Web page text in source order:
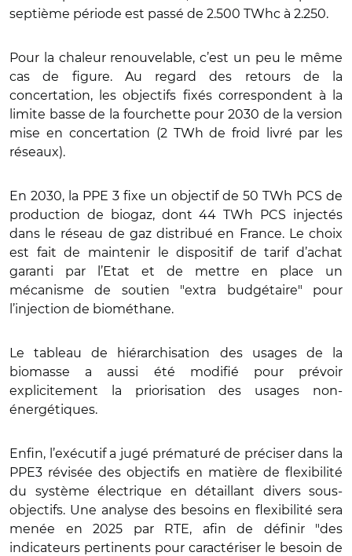
septième période est passé de 2.500 TWhc à 2.250.
Pour la chaleur renouvelable, c’est un peu le même
cas de figure. Au regard des retours de la
concertation, les objectifs fixés correspondent à la
limite basse de la fourchette pour 2030 de la version
mise en concertation (2 TWh de froid livré par les
réseaux).
En 2030, la PPE 3 fixe un objectif de 50 TWh PCS de
production de biogaz, dont 44 TWh PCS injectés
dans le réseau de gaz distribué en France. Le choix
est fait de maintenir le dispositif de tarif d’achat
garanti par l’Etat et de mettre en place un
mécanisme de soutien "extra budgétaire" pour
l’injection de biométhane.
Le tableau de hiérarchisation des usages de la
biomasse a aussi été modifié pour prévoir
explicitement la priorisation des usages non-
énergétiques.
Enfin, l’exécutif a jugé prématuré de préciser dans la
PPE3 révisée des objectifs en matière de flexibilité
du système électrique en détaillant divers sous-
objectifs. Une analyse des besoins en flexibilité sera
menée en 2025 par RTE, afin de définir "des
indicateurs pertinents pour caractériser le besoin de